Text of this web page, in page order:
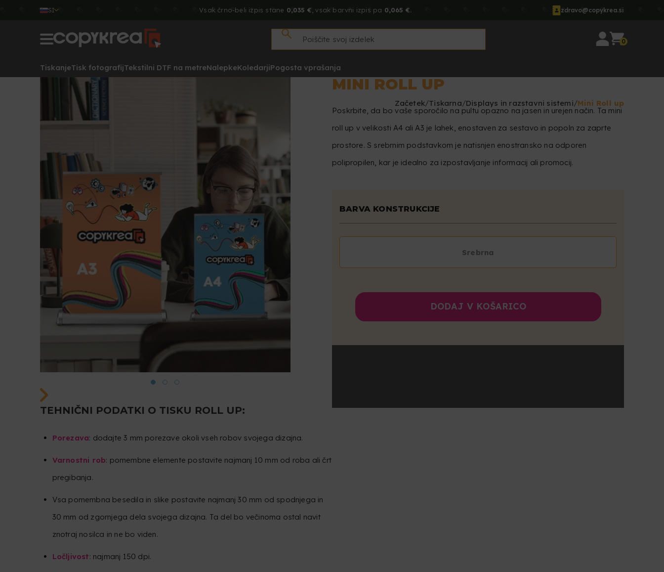
SI Vsak črno-beli izpis stane 0,035 € , vsak barvni izpis pa 0,065 €. zdravo@copykrea.si
0
TiskanjeTisk fotografijTekstilni DTF na metreNalepkeKoledarjiPogosta vprašanja
Začetek Tiskarna Displays in razstavni sistemi Mini Roll up
TEHNIČNI PODATKI O TISKU ROLL UP:
Porezava: dodajte 3 mm porezave okoli vseh robov svojega dizajna.
Varnostni rob: pomembne elemente postavite najmanj 10 mm od roba ali črt
pregibanja.
Vsa pomembna besedila in slike postavite najmanj 30 mm od spodnjega in
30 mm od zgornjega dela svojega dizajna. Ta del bo večinoma ostal navit
znotraj nosilca in ne bo viden.
Ločljivost: najmanj 150 dpi.
MINI ROLL UP
Poskrbite, da bo vaše sporočilo na pultu opazno na jasen in urejen način. Ta mini
roll up v velikosti A4 ali A3 je lahek, enostaven za sestavo in popoln za zaprte
prostore. S srebrnim podstavkom je natisnjen enostransko na odporen
polipropilen, kar je idealno za izpostavljanje informacij ali promocij.
BARVA KONSTRUKCIJE
Srebrna
DODAJ V KOŠARICO